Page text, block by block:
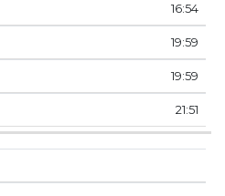
16:54
19:59
19:59
21:51